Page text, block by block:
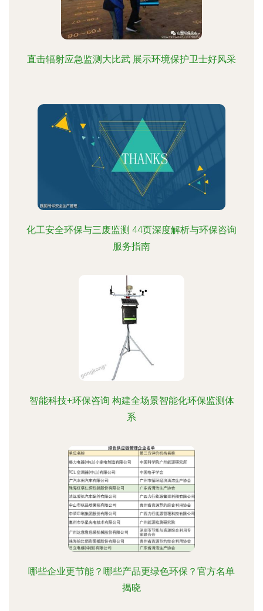
直击辐射应急监测大比武 展示环境保护卫士好风采
化工安全环保与三废监测 44页深度解析与环保咨询
服务指南
智能科技+环保咨询 构建全场景智能化环保监测体
系
哪些企业更节能？哪些产品更绿色环保？官方名单
揭晓